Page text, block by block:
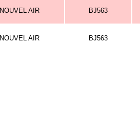
NOUVEL AIR BJ563
NOUVEL AIR BJ563